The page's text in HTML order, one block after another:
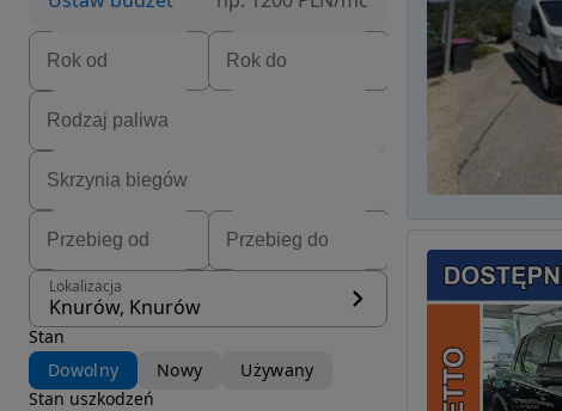
Lokalizacja
Knurów, Knurów
Stan
Dowolny
Nowy
Używany
Stan uszkodzeń